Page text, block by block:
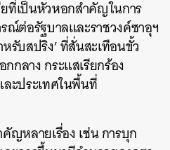
ที่เป็นหัวหอกสำคัญในการ
ณ์ต่อรัฐบาลและราชวงค์ซาอุฯ
รับสปริง’ ที่สั่นสะเทือนขั้ว
กลาง กระแสเรียกร้อง
ะประเทศในพื้นที่
ญหลายเรื่อง เช่น การบุก